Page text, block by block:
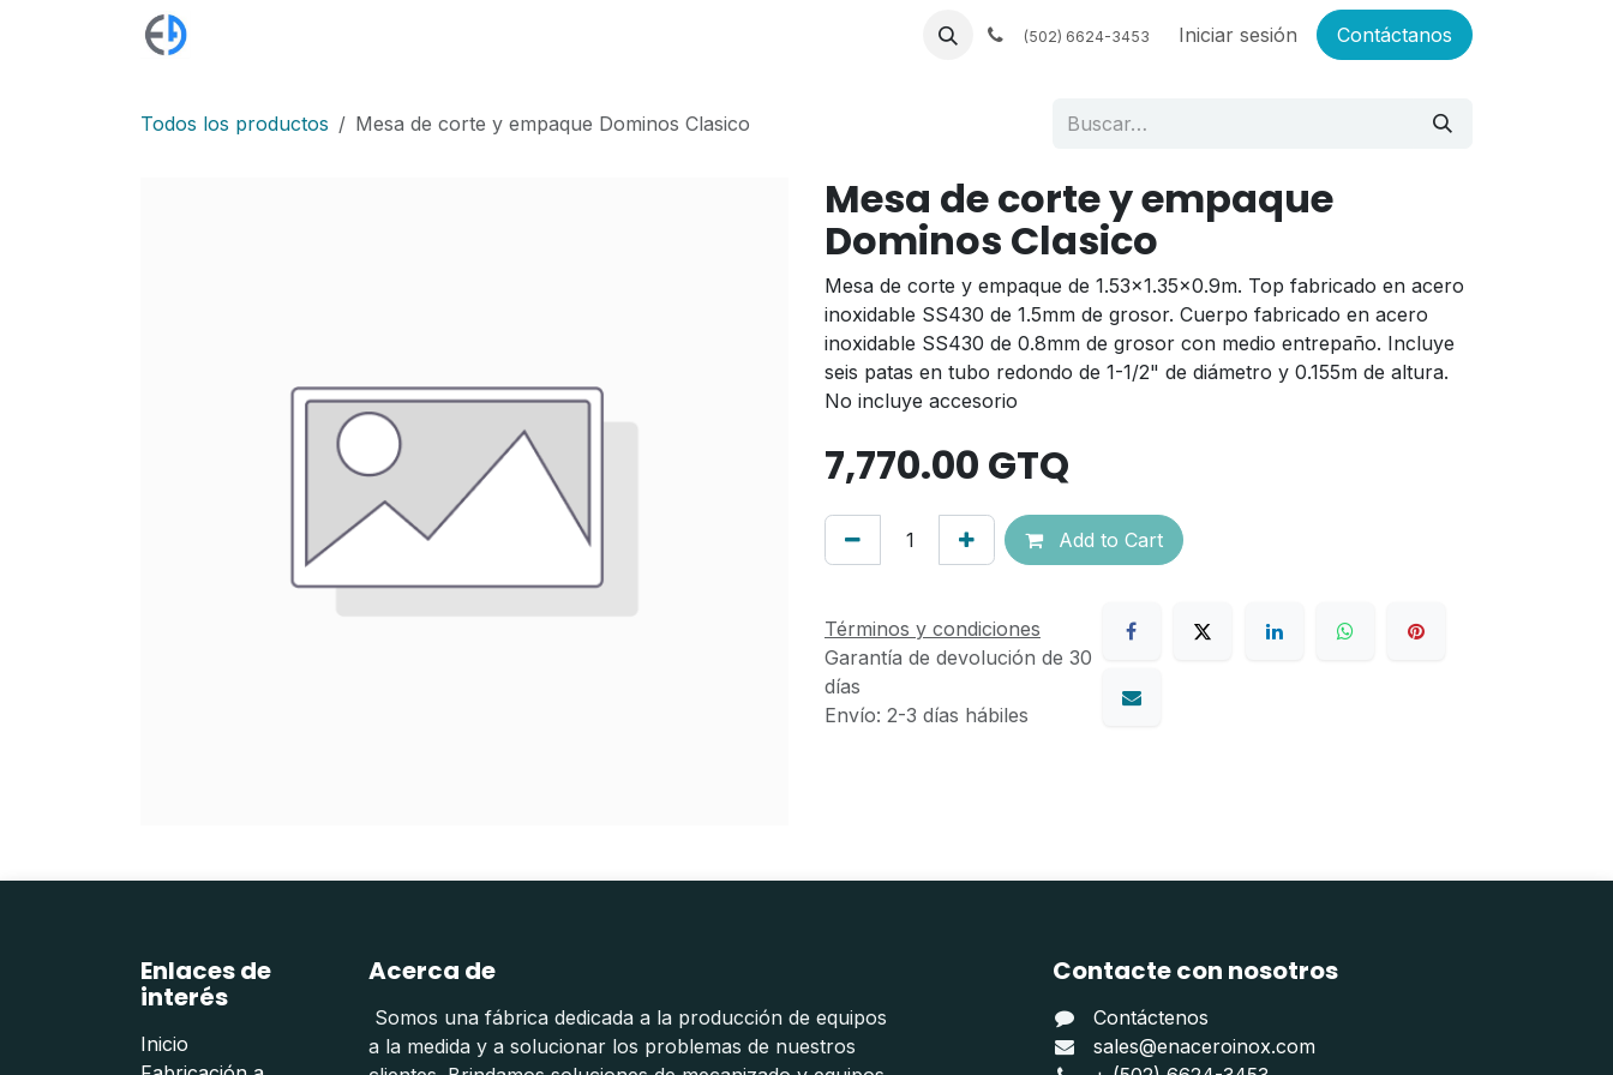
Empleos(502) 6624-3453 Iniciar sesión Contáctanos
Todos los productos Mesa de corte y empaque Dominos Clasico
Mesa de corte y empaque
Dominos Clasico
Mesa de corte y empaque de 1.53x1.35x0.9m. Top fabricado en acero
inoxidable SS430 de 1.5mm de grosor. Cuerpo fabricado en acero
inoxidable SS430 de 0.8mm de grosor con medio entrepaño. Incluye
seis patas en tubo redondo de 1-1/2" de diámetro y 0.155m de altura.
No incluye accesorio
7,770.00 GTQ
Add to Cart
Términos y condiciones
Garantía de devolución de 30
días
Envío: 2-3 días hábiles
Enlaces de
interés
Inicio
Acerca de
Somos una fábrica dedicada a la producción de equipos
a la medida y a solucionar los problemas de nuestros
Contacte con nosotros
Contáctenos
sales@enaceroinox.com